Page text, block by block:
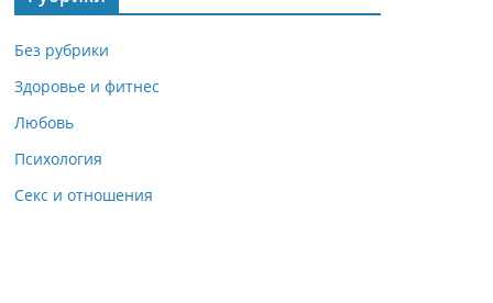
Без рубрики
Здоровье и фитнес
Любовь
Психология
Секс и отношения